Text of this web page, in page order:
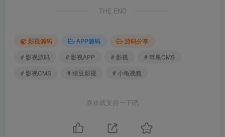
THE END
影视源码 APP源码
源码分享
# 影视源码
# 影视APP # 影视
# 苹果CMS
# 影视CMS
# 绿豆影视 # 小龟视频
喜欢就支持一下吧